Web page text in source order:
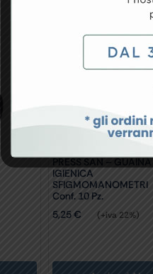
conf. 10 pz.
PRESS SAN – GUAINA
IGIENICA
SFIGMOMANOMETRI
Conf. 10 Pz.
5,25€ (+iva 22%)